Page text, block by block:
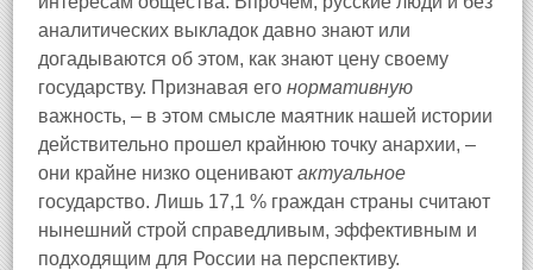
аналитических выкладок давно знают или
догадываются об этом, как знают цену своему
государству. Признавая его нормативную
важность, – в этом смысле маятник нашей истории
действительно прошел крайнюю точку анархии, –
они крайне низко оценивают актуальное
государство. Лишь 17,1 % граждан страны считают
нынешний строй справедливым, эффективным и
подходящим для России на перспективу.